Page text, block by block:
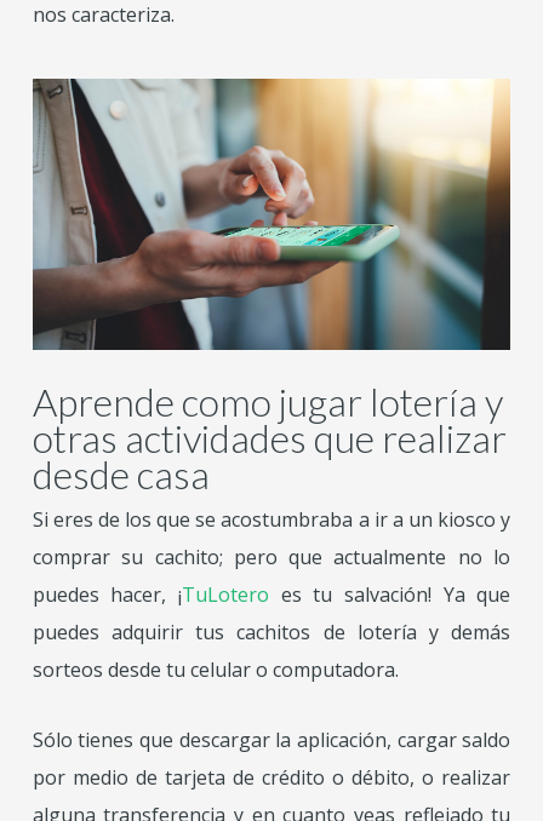
nos caracteriza.
Aprende como jugar lotería y
otras actividades que realizar
desde casa
Si eres de los que se acostumbraba a ir a un kiosco y
comprar su cachito; pero que actualmente no lo
puedes hacer, ¡TuLotero es tu salvación! Ya que
puedes adquirir tus cachitos de lotería y demás
sorteos desde tu celular o computadora.
Sólo tienes que descargar la aplicación, cargar saldo
por medio de tarjeta de crédito o débito, o realizar
alguna transferencia y en cuanto veas reflejado tu